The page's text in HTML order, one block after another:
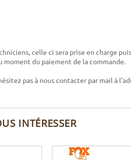
celle ci sera prise en charge
moment du paiement de la commande.
pas à nous contacter par mail à
INTÉRESSER